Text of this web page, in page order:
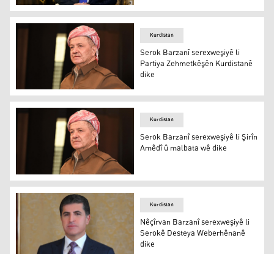
Mesrûr Barzanî
Serok Barzanî
Kurdistan
Serok Barzanî serexweşiyê li
Partiya Zehmetkêşên Kurdistanê
dike
Serok Barzanî
Kurdistan
Serok Barzanî serexweşiyê li Şirîn
Amêdî û malbata wê dike
Kurdistan
Nêçîrvan Barzanî serexweşiyê li
Serokê Desteya Weberhênanê
dike